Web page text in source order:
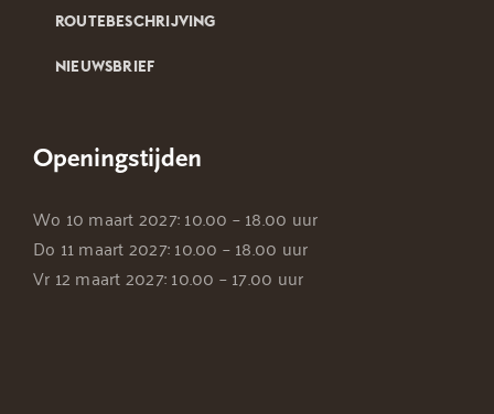
ROUTEBESCHRIJVING
NIEUWSBRIEF
Openingstijden
Wo 10 maart 2027: 10.00 – 18.00 uur
Do 11 maart 2027: 10.00 – 18.00 uur
Vr 12 maart 2027: 10.00 – 17.00 uur